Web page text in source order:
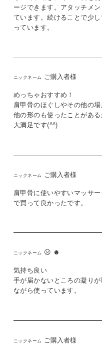
ージできます。アタッチメ
ています。続けることで少
っています。
ご購入者様
めっちゃおすすめ！
肩甲骨のほぐしやその他の
他の形のも使ったことがあ
大満足です(^^)
ご購入者様
肩甲骨に使いやすいマッサ
で買って良かったです。
☹ ☻
気持ち良い
手が届かないところの凝り
ながら使っています。
ご購入者様